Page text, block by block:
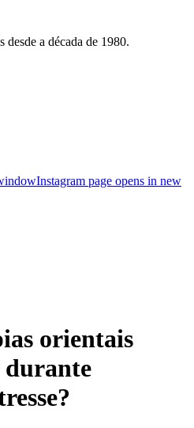
desde a década de 1980.
Instagram page opens in new
orientais